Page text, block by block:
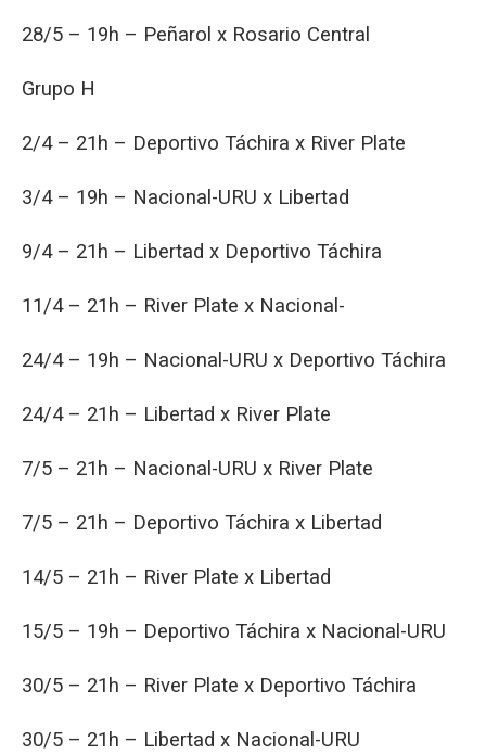
28/5 – 19h – Peñarol x Rosario Central
Grupo H
2/4 – 21h – Deportivo Táchira x River Plate
3/4 – 19h – Nacional-URU x Libertad
9/4 – 21h – Libertad x Deportivo Táchira
11/4 – 21h – River Plate x Nacional-
24/4 – 19h – Nacional-URU x Deportivo Táchira
24/4 – 21h – Libertad x River Plate
7/5 – 21h – Nacional-URU x River Plate
7/5 – 21h – Deportivo Táchira x Libertad
14/5 – 21h – River Plate x Libertad
15/5 – 19h – Deportivo Táchira x Nacional-URU
30/5 – 21h – River Plate x Deportivo Táchira
30/5 – 21h – Libertad x Nacional-URU